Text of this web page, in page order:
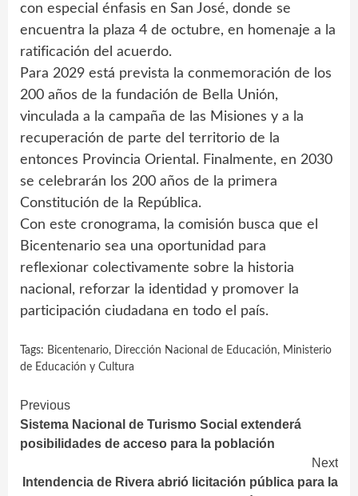
con especial énfasis en San José, donde se
encuentra la plaza 4 de octubre, en homenaje a la
ratificación del acuerdo.
Para 2029 está prevista la conmemoración de los
200 años de la fundación de Bella Unión,
vinculada a la campaña de las Misiones y a la
recuperación de parte del territorio de la
entonces Provincia Oriental. Finalmente, en 2030
se celebrarán los 200 años de la primera
Constitución de la República.
Con este cronograma, la comisión busca que el
Bicentenario sea una oportunidad para
reflexionar colectivamente sobre la historia
nacional, reforzar la identidad y promover la
participación ciudadana en todo el país.
Tags: Bicentenario, Dirección Nacional de Educación, Ministerio
de Educación y Cultura
Continue
Reading
Previous
Sistema Nacional de Turismo Social extenderá
posibilidades de acceso para la población
Next
Intendencia de Rivera abrió licitación pública para la